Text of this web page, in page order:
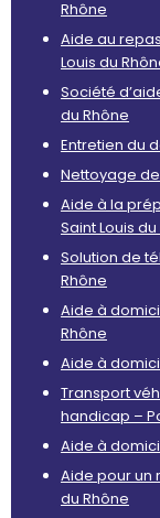
Rhône
Aide au
Louis du
Société
du Rhône
Entretien du
Nettoyage
Aide à la
Saint Louis
Solution de
Rhône
Aide à
Rhône
Aide à
Transport
handicap –
Aide à
Aide pour un
du Rhône